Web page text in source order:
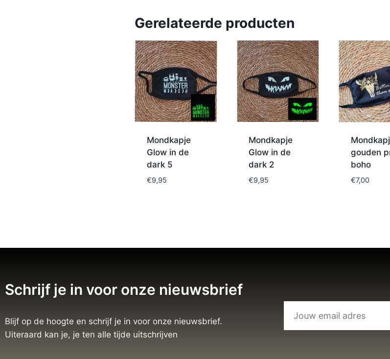
Gerelateerde producten
Mondkapje
Glow in de
dark 5
€9,95
Mondkapje
Glow in de
dark 2
€9,95
gouden
boho
€7,00
Schrijf je in voor onze nieuwsbrief
Blijf op de hoogte en schrijf je in voor onze nieuwsbrief.
Uiteraard kan je, je ten alle tijde uitschrijven